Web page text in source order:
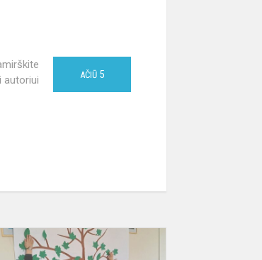
autoriui
AČIŪ 5